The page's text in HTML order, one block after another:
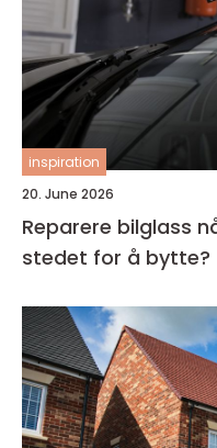
inspiration
20. June 2026
Reparere bilglass når lønner det seg å fikse i
stedet for å bytte?